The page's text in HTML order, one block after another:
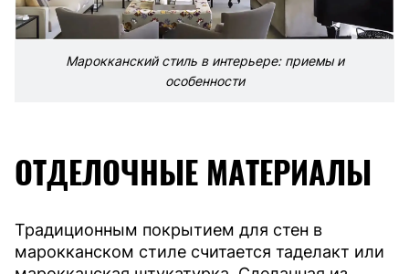
Марокканский стиль в интерьере: приемы и
особенности
ОТДЕЛОЧНЫЕ МАТЕРИАЛЫ
Традиционным покрытием для стен в
марокканском стиле считается таделакт или